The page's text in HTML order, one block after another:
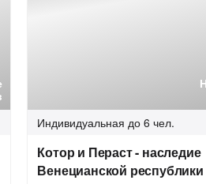
Индивидуальная до 6 чел.
Котор и Пераст - наследие
Венецианской республики